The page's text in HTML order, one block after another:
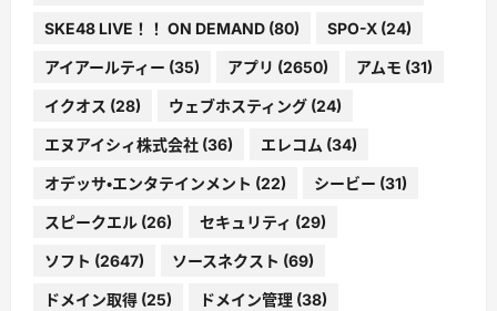
SKE48 LIVE！！ ON DEMAND (80) SPO-X (24)
アイアールティー (35) アプリ (2650) アムモ (31)
イクオス (28) ウェブホスティング (24)
エヌアイシィ株式会社 (36) エレコム (34)
オデッサ・エンタテインメント (22) シービー (31)
スピークエル (26) セキュリティ (29)
ソフト (2647) ソースネクスト (69)
ドメイン取得 (25) ドメイン管理 (38)